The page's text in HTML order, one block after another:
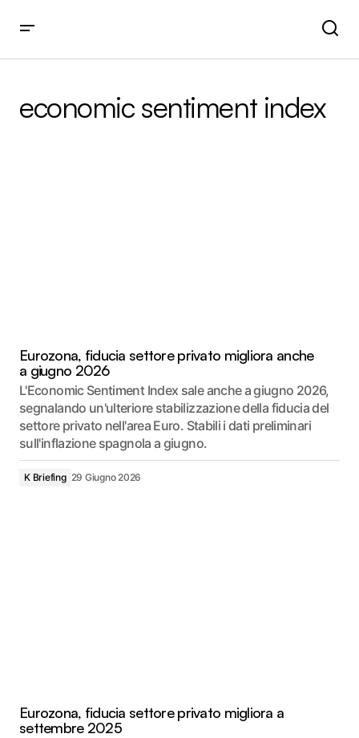
economic sentiment index
Eurozona, fiducia settore privato migliora anche
a giugno 2026
L'Economic Sentiment Index sale anche a giugno 2026,
segnalando un'ulteriore stabilizzazione della fiducia del
settore privato nell'area Euro. Stabili i dati preliminari
sull'inflazione spagnola a giugno.
K Briefing 29 Giugno 2026
Eurozona, fiducia settore privato migliora a
settembre 2025